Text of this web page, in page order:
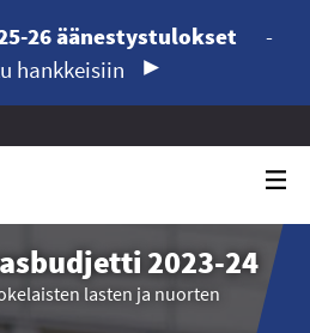
26 äänestystulokset
-
hankkeisiin
2023-24
lasten ja nuorten